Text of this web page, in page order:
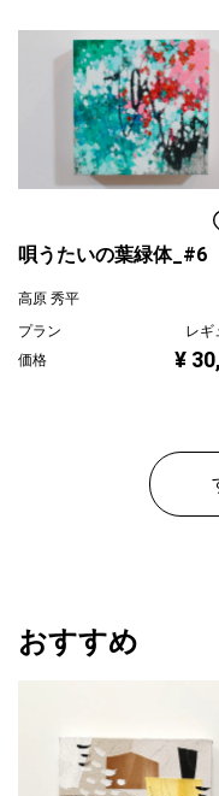
ジャンル
抽象画
配送目安
二週間
唄うたいの葉緑体_#6
高原 秀平
プラン
レギ
価格
¥
おすすめ